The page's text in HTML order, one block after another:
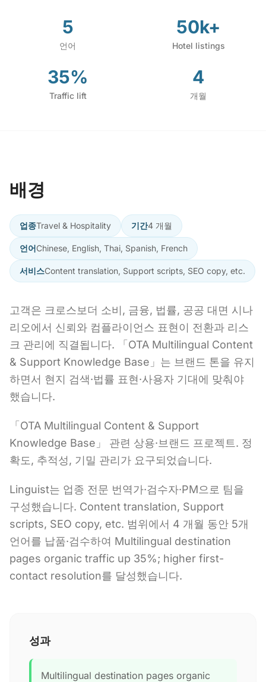
5
언어
50k+
Hotel listings
35%
Traffic lift
4
개월
배경
업종Travel & Hospitality 기간4 개월
언어Chinese, English, Thai, Spanish, French
서비스Content translation, Support scripts, SEO copy, etc.
고객은 크로스보더 소비, 금융, 법률, 공공 대면 시나
리오에서 신뢰와 컴플라이언스 표현이 전환과 리스
크 관리에 직결됩니다. 「OTA Multilingual Content
& Support Knowledge Base」는 브랜드 톤을 유지
하면서 현지 검색·법률 표현·사용자 기대에 맞춰야
했습니다.
「OTA Multilingual Content & Support
Knowledge Base」 관련 상용·브랜드 프로젝트. 정
확도, 추적성, 기밀 관리가 요구되었습니다.
Linguist는 업종 전문 번역가·검수자·PM으로 팀을
구성했습니다. Content translation, Support
scripts, SEO copy, etc. 범위에서 4 개월 동안 5개
언어를 납품·검수하여 Multilingual destination
pages organic traffic up 35%; higher first-
contact resolution를 달성했습니다.
성과
Multilingual destination pages organic